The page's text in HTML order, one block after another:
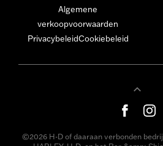
Algemene
verkoopvoorwaarden
PrivacybeleidCookiebeleid
©2026 H-D of daaraan verbonden